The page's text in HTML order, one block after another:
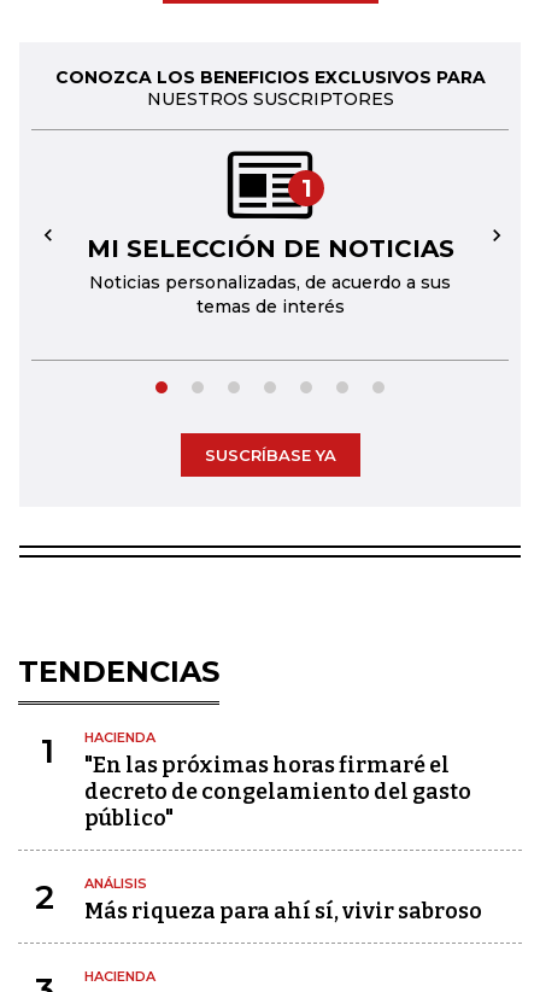
CONOZCA LOS BENEFICIOS EXCLUSIVOS PARA
NUESTROS SUSCRIPTORES
1
MI SELECCIÓN DE NOTICIAS
Noticias personalizadas, de acuerdo a sus
temas de interés
← →
SUSCRÍBASE YA
TENDENCIAS
1 HACIENDA
"En las próximas horas firmaré el
decreto de congelamiento del gasto
público"
2 ANÁLISIS
Más riqueza para ahí sí, vivir sabroso
HACIENDA